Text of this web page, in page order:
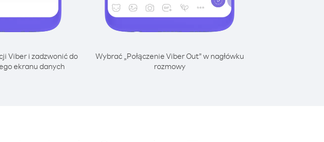
Viber i zadzwonić do
ekranu danych
Wybrać „Połączenie Viber Out” w nagłówku
rozmowy